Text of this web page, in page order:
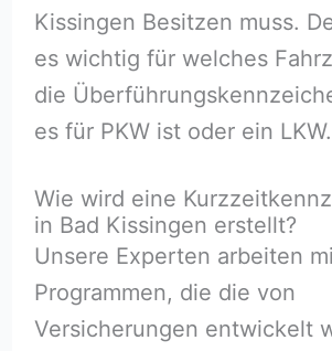
Kissingen Besitzen muss.
es wichtig für welches
die
es für PKW ist oder ein LKW.
Wie wird eine
in Bad Kissingen erstellt?
Unsere Experten arbeiten
Programmen, die die von
Versicherungen entwickelt